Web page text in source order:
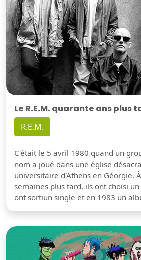
Le R.E.M. quarante ans plus
R.E.M.
C'était le 5 avril 1980 quand un
nom a joué dans une église
universitaire d'Athens en Géorgie.
semaines plus tard, ils ont choisi
ont sortiun single et en 1983 un